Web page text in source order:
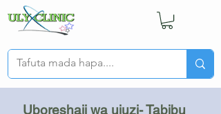
Uboreshaji wa ujuzi- Tabibu